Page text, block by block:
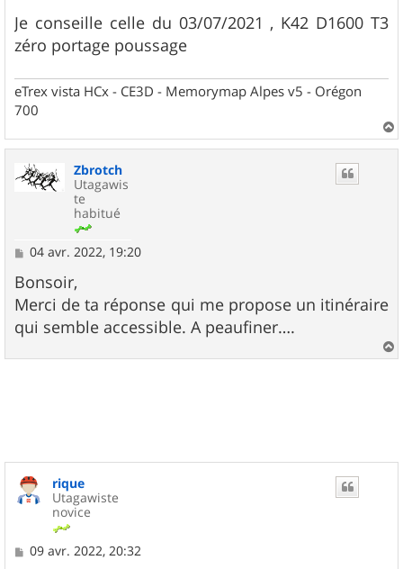
Je conseille celle du 03/07/2021 , K42 D1600 T3
zéro portage poussage
eTrex vista HCx - CE3D - Memorymap Alpes v5 - Orégon
700
a
Zbrotch
Utagawis
te
habitué
M
s
s
a
g
e
04 avr. 2022, 19:20
Bonsoir,
Merci de ta réponse qui me propose un itinéraire
qui semble accessible. A peaufiner….
a
rique
Utagawiste
novice
M
09 avr. 2022, 20:32